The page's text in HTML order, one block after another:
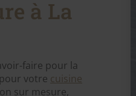
à La
faire pour la
votre cuisine
sur mesure,